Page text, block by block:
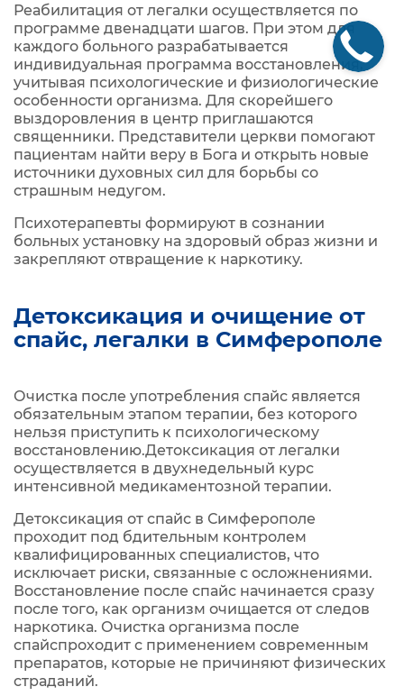
Реабилитация от легалки осуществляется по
программе двенадцати шагов. При этом для
каждого больного разрабатывается
индивидуальная программа восстановления,
учитывая психологические и физиологические
особенности организма. Для скорейшего
выздоровления в центр приглашаются
священники. Представители церкви помогают
пациентам найти веру в Бога и открыть новые
источники духовных сил для борьбы со
страшным недугом.
Психотерапевты формируют в сознании
больных установку на здоровый образ жизни и
закрепляют отвращение к наркотику.
Детоксикация и очищение от
спайс, легалки в Симферополе
Очистка после употребления спайс является
обязательным этапом терапии, без которого
нельзя приступить к психологическому
восстановлению.Детоксикация от легалки
осуществляется в двухнедельный курс
интенсивной медикаментозной терапии.
Детоксикация от спайс в Симферополе
проходит под бдительным контролем
квалифицированных специалистов, что
исключает риски, связанные с осложнениями.
Восстановление после спайс начинается сразу
после того, как организм очищается от следов
наркотика. Очистка организма после
спайспроходит с применением современным
препаратов, которые не причиняют физических
страданий.